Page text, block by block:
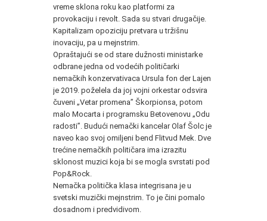
vreme sklona roku kao platformi za
provokaciju i revolt. Sada su stvari drugačije.
Kapitalizam opoziciju pretvara u tržišnu
inovaciju, pa u mejnstrim.
Opraštajući se od stare dužnosti ministarke
odbrane jedna od vodećih političarki
nemačkih konzervativaca Ursula fon der Lajen
je 2019. poželela da joj vojni orkestar odsvira
čuveni „Vetar promena” Škorpionsa, potom
malo Mocarta i programsku Betovenovu „Odu
radosti”. Budući nemački kancelar Olaf Šolc je
naveo kao svoj omiljeni bend Flitvud Mek. Dve
trećine nemačkih političara ima izrazitu
sklonost muzici koja bi se mogla svrstati pod
Pop&Rock.
Nemačka politička klasa integrisana je u
svetski muzički mejnstrim. To je čini pomalo
dosadnom i predvidivom.